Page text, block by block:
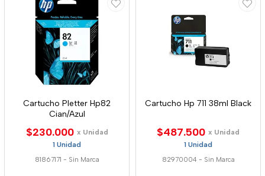
Cartucho Pletter Hp82
Cian/Azul
$230.000 x Unidad
1 Unidad
81867171 - Sin Marca
Cartucho Hp 711 38ml Black
$487.500 x Unidad
1 Unidad
82970004 - Sin Marca